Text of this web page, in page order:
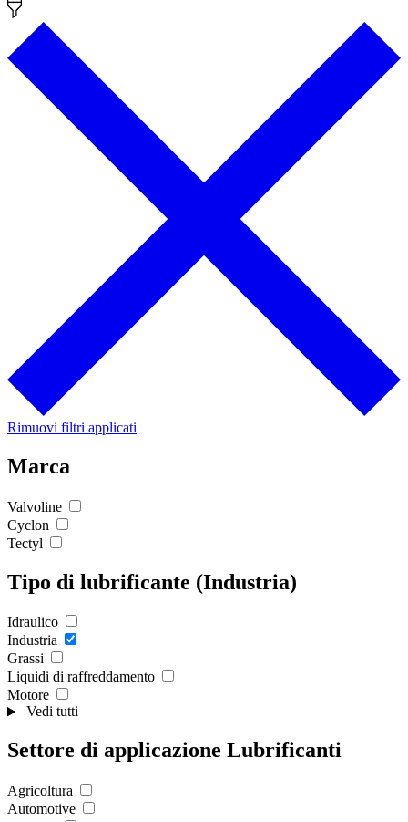
Rimuovi filtri applicati
Marca
Valvoline
Cyclon
Tectyl
Tipo di lubrificante (Industria)
Idraulico
Industria
Grassi
Liquidi di raffreddamento
Motore
Vedi tutti
Settore di applicazione Lubrificanti
Agricoltura
Automotive